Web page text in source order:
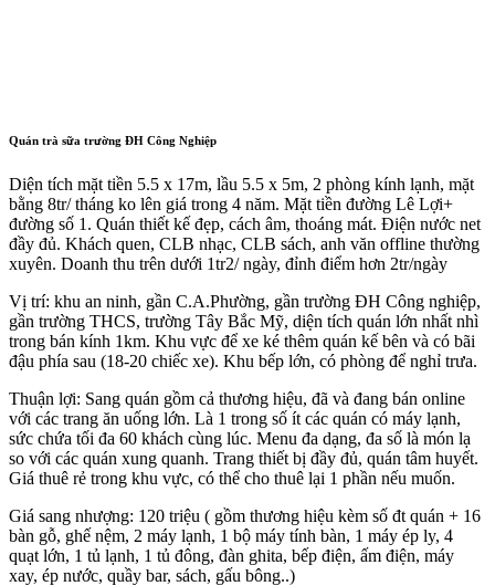
Quán trà sữa trường ĐH Công Nghiệp
Diện tích mặt tiền 5.5 x 17m, lầu 5.5 x 5m, 2 phòng kính lạnh, mặt
bằng 8tr/ tháng ko lên giá trong 4 năm. Mặt tiền đường Lê Lợi+
đường số 1. Quán thiết kế đẹp, cách âm, thoáng mát. Điện nước net
đầy đủ. Khách quen, CLB nhạc, CLB sách, anh văn offline thường
xuyên. Doanh thu trên dưới 1tr2/ ngày, đỉnh điểm hơn 2tr/ngày
Vị trí: khu an ninh, gần C.A.Phường, gần trường ĐH Công nghiệp,
gần trường THCS, trường Tây Bắc Mỹ, diện tích quán lớn nhất nhì
trong bán kính 1km. Khu vực để xe ké thêm quán kế bên và có bãi
đậu phía sau (18-20 chiếc xe). Khu bếp lớn, có phòng để nghỉ trưa.
Thuận lợi: Sang quán gồm cả thương hiệu, đã và đang bán online
với các trang ăn uống lớn. Là 1 trong số ít các quán có máy lạnh,
sức chứa tối đa 60 khách cùng lúc. Menu đa dạng, đa số là món lạ
so với các quán xung quanh. Trang thiết bị đầy đủ, quán tâm huyết.
Giá thuê rẻ trong khu vực, có thể cho thuê lại 1 phần nếu muốn.
Giá sang nhượng: 120 triệu ( gồm thương hiệu kèm số đt quán + 16
bàn gỗ, ghế nệm, 2 máy lạnh, 1 bộ máy tính bàn, 1 máy ép ly, 4
quạt lớn, 1 tủ lạnh, 1 tủ đông, đàn ghita, bếp điện, ấm điện, máy
xay, ép nước, quầy bar, sách, gấu bông..)